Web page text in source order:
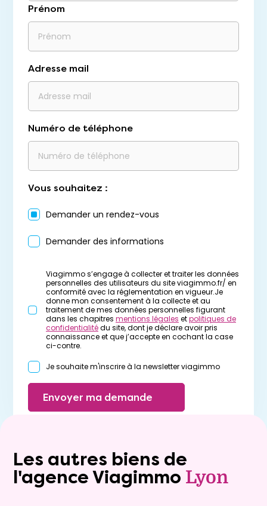
Prénom
Adresse mail
Numéro de téléphone
Vous souhaitez :
Demander un rendez-vous
Demander des informations
Viagimmo s’engage à collecter et traiter les données
personnelles des utilisateurs du site viagimmo.fr/ en
conformité avec la réglementation en vigueur.Je
donne mon consentement à la collecte et au
traitement de mes données personnelles figurant
dans les chapitres mentions légales etpolitiques de
confidentialitédu site, dont je déclare avoir pris
connaissance et que j’accepte en cochant la case
ci-contre.
Je souhaite m'inscrire à la newsletter viagimmo
Envoyer ma demande
Les autres biens de
l'agence Viagimmo Lyon